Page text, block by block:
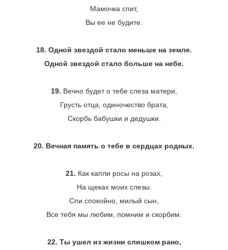
Мамочка спит,
Вы ее не будите.
18. Одной звездой стало меньше на земле.
Одной звездой стало больше на небе.
19. Вечно будет о тебе слеза матери,
Грусть отца, одиночество брата,
Скорбь бабушки и дедушки.
20. Вечная память о тебе в сердцах родных.
21. Как капли росы на розах,
На щеках моих слезы.
Спи спокойно, милый сын,
Все тебя мы любим, помним и скорбим.
22. Ты ушел из жизни слишком рано,